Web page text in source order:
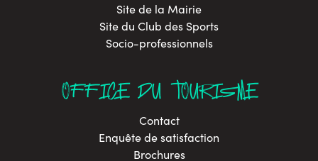
Site de la Mairie
Site du Club des Sports
Socio-professionnels
OFFICE DU TOURISME
Contact
Enquête de satisfaction
Brochures